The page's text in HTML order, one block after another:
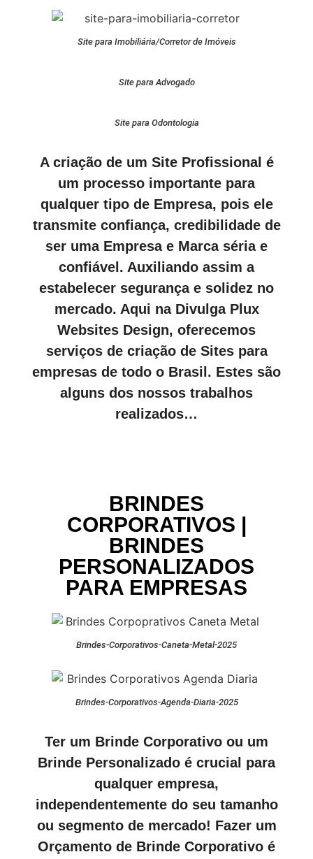
Site para Imobiliária/Corretor de Imóveis
Site para Advogado
Site para Odontologia
A criação de um Site Profissional é
um processo importante para
qualquer tipo de Empresa, pois ele
transmite confiança, credibilidade de
ser uma Empresa e Marca séria e
confiável. Auxiliando assim a
estabelecer segurança e solidez no
mercado. Aqui na Divulga Plux
Websites Design, oferecemos
serviços de criação de Sites para
empresas de todo o Brasil. Estes são
alguns dos nossos trabalhos
realizados…
BRINDES
CORPORATIVOS |
BRINDES
PERSONALIZADOS
PARA EMPRESAS
Brindes-Corporativos-Caneta-Metal-2025
Brindes-Corporativos-Agenda-Diaria-2025
Ter um Brinde Corporativo ou um
Brinde Personalizado é crucial para
qualquer empresa,
independentemente do seu tamanho
ou segmento de mercado! Fazer um
Orçamento de Brinde Corporativo é